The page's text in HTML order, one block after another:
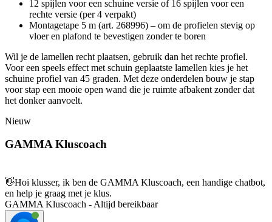
12 spijlen voor een schuine versie of 16 spijlen voor een
rechte versie (per 4 verpakt)
Montagetape 5 m (art. 268996) – om de profielen stevig op
vloer en plafond te bevestigen zonder te boren
Wil je de lamellen recht plaatsen, gebruik dan het rechte profiel.
Voor een speels effect met schuin geplaatste lamellen kies je het
schuine profiel van 45 graden. Met deze onderdelen bouw je stap
voor stap een mooie open wand die je ruimte afbakent zonder dat
het donker aanvoelt.
Nieuw
GAMMA Kluscoach
👋Hoi klusser, ik ben de GAMMA Kluscoach, een handige chatbot,
en help je graag met je klus.
GAMMA Kluscoach - Altijd bereikbaar